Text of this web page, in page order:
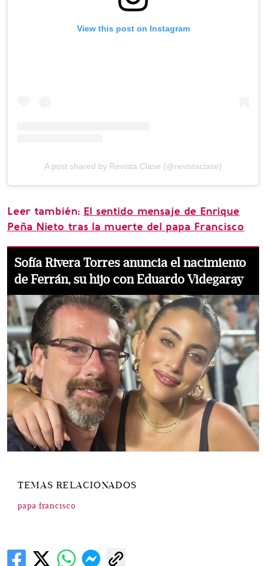
View this post on Instagram
A post shared by Revista Clase (@revistaclase)
Leer también: El sentido mensaje de Enrique
Peña Nieto tras la muerte del papa Francisco
Sofía Rivera Torres anuncia el nacimiento
de Ferrán, su hijo con Eduardo Videgaray
TEMAS RELACIONADOS
papa francisco